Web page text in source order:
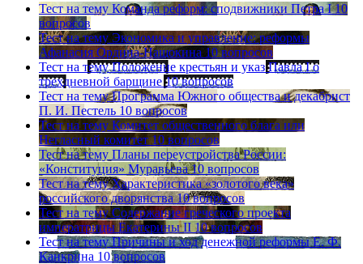
Тест на тему Команда реформ: сподвижники Петра I 10
вопросов
Тест на тему Экономика и управление: реформы
Афанасия Ордина-Нащокина 10 вопросов
Тест на тему Положение крестьян и указ Павла I о
трехдневной барщине 10 вопросов
Тест на тему Программа Южного общества и декабрист
П. И. Пестель 10 вопросов
Тест на тему Комитет общественного блага или
Негласный комитет 10 вопросов
Тест на тему Планы переустройства России:
«Конституция» Муравьева 10 вопросов
Тест на тему Характеристика «золотого века»
российского дворянства 10 вопросов
Тест на тему Содержание греческого проекта
императрицы Екатерины II 10 вопросов
Тест на тему Причины и ход денежной реформы Е. Ф.
Канкрина 10 вопросов